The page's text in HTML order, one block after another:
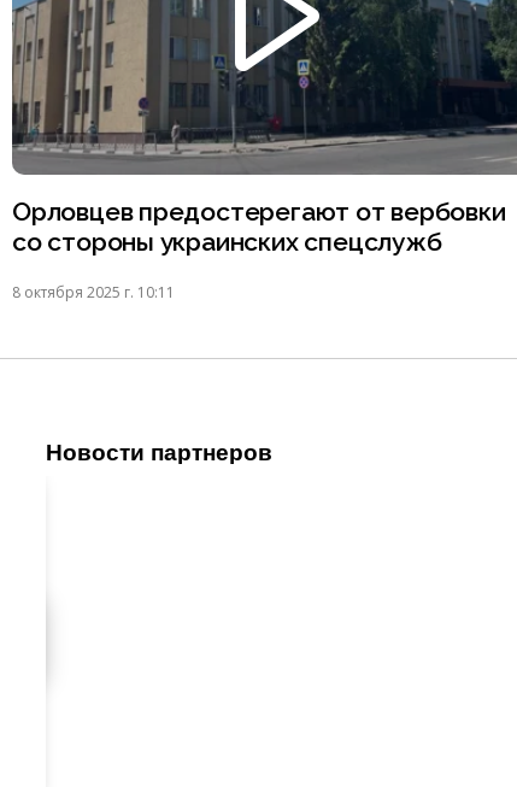
Орловцев предостерегают от вербовки
со стороны украинских спецслужб
8 октября 2025 г. 10:11
Новости партнеров